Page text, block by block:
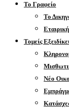
Το Γραφείο
Το
Τομείς
Νέο